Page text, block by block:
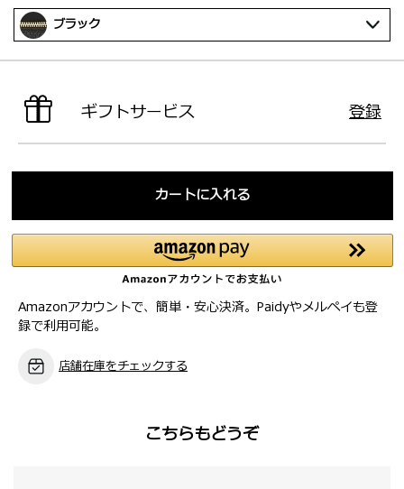
ブラック
ギフトサービス 登録
カートに入れる
Amazonアカウントで、簡単・安心決済。Paidyやメルペイも登
録で利用可能。
店舗在庫をチェックする
こちらもどうぞ